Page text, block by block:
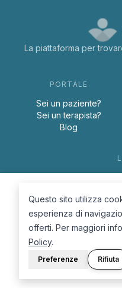
La piattaforma per
PORTALE
Sei un paziente?
Sei un terapista?
Blog
© 2026
Questo sito utilizza
esperienza di
offerti. Per maggiori
Policy.
Preferenze Rifiuta